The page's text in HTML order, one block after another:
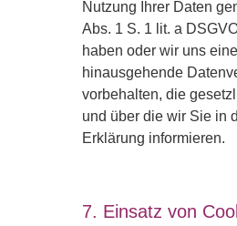
Nutzung Ihrer Daten
Abs. 1 S. 1 lit. a
haben oder wir uns
hinausgehende
vorbehalten, die
und über die wir Sie in
Erklärung informieren.
7. Einsatz von